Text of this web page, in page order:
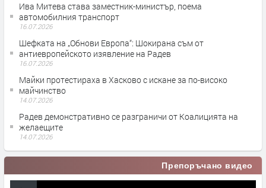
Ива Митева става заместник-министър, поема
автомобилния транспорт
16.07.2026
Шефката на „Обнови Европа“: Шокирана съм от
антиевропейското изявление на Радев
16.07.2026
Майки протестираха в Хасково с искане за по-високо
майчинство
14.07.2026
Радев демонстративно се разграничи от Коалицията на
желаещите
14.07.2026
Препоръчано видео